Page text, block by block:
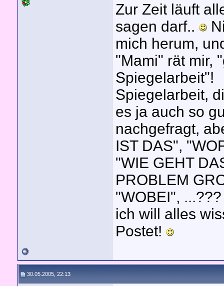
Zur Zeit läuft
sagen darf..
mich herum,
"Mami" rät mir,
Spiegelarbeit"!
Spiegelarbeit,
es ja auch so
nachgefragt,
IST DAS",
"WIE GEHT
PROBLEM
"WOBEI",
ich will alles
Postet!
30.05.2005, 22:13